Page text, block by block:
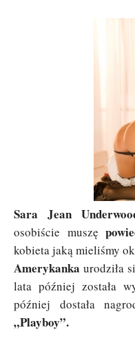
Sara Jean
osobiście muszę
kobieta jaką mieliśmy
Amerykanka urodziła
lata później została
później dostała
„Playboy”.